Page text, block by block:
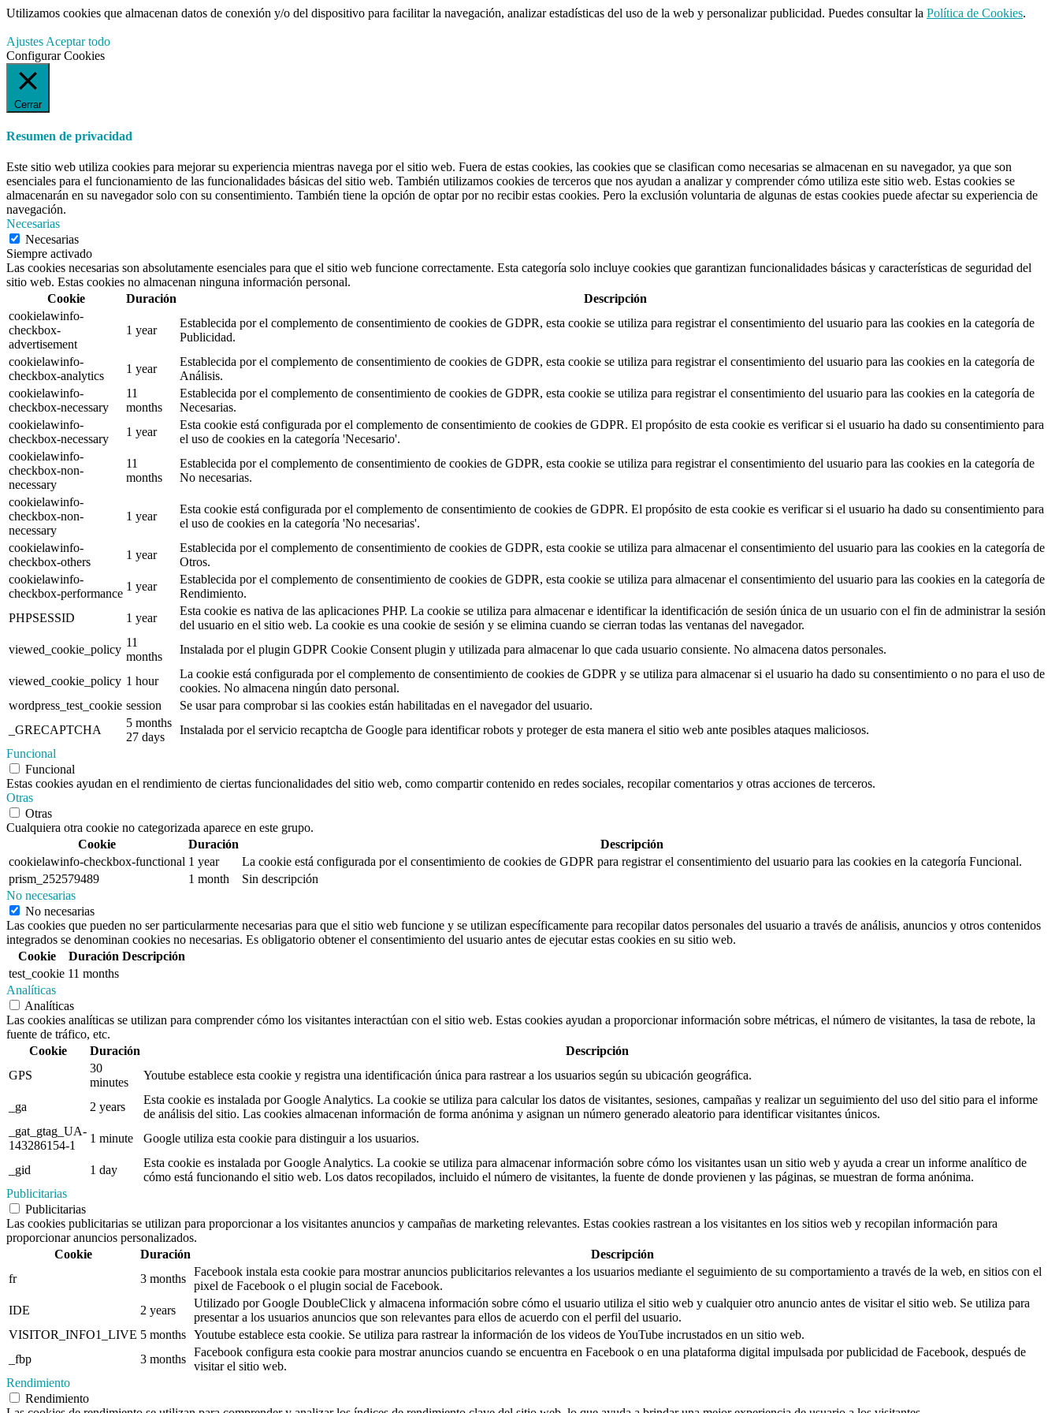
Utilizamos cookies que almacenan datos de conexión y/o del dispositivo para facilitar la navegación, analizar estadísticas del uso de la web y personalizar publicidad. Puedes consultar la Política de Cookies.
Ajustes Aceptar todo
Configurar Cookies
Cerrar
Resumen de privacidad
Este sitio web utiliza cookies para mejorar su experiencia mientras navega por el sitio web. Fuera de estas cookies, las cookies que se clasifican como necesarias se almacenan en su navegador, ya que son
esenciales para el funcionamiento de las funcionalidades básicas del sitio web. También utilizamos cookies de terceros que nos ayudan a analizar y comprender cómo utiliza este sitio web. Estas cookies se
almacenarán en su navegador solo con su consentimiento. También tiene la opción de optar por no recibir estas cookies. Pero la exclusión voluntaria de algunas de estas cookies puede afectar su experiencia de
navegación.
Necesarias
Necesarias
Siempre activado
Las cookies necesarias son absolutamente esenciales para que el sitio web funcione correctamente. Esta categoría solo incluye cookies que garantizan funcionalidades básicas y características de seguridad del
sitio web. Estas cookies no almacenan ninguna información personal.
Cookie
Duración
Descripción
cookielawinfo-
checkbox-
advertisement
1 year
Establecida por el complemento de consentimiento de cookies de GDPR, esta cookie se utiliza para registrar el consentimiento del usuario para las cookies en la categoría de
Publicidad.
cookielawinfo-
checkbox-analytics
1 year
Establecida por el complemento de consentimiento de cookies de GDPR, esta cookie se utiliza para registrar el consentimiento del usuario para las cookies en la categoría de
Análisis.
cookielawinfo-
checkbox-necessary
11
months
Establecida por el complemento de consentimiento de cookies de GDPR, esta cookie se utiliza para registrar el consentimiento del usuario para las cookies en la categoría de
Necesarias.
cookielawinfo-
checkbox-necessary
1 year
Esta cookie está configurada por el complemento de consentimiento de cookies de GDPR. El propósito de esta cookie es verificar si el usuario ha dado su consentimiento para
el uso de cookies en la categoría 'Necesario'.
cookielawinfo-
checkbox-non-
necessary
11
months
Establecida por el complemento de consentimiento de cookies de GDPR, esta cookie se utiliza para registrar el consentimiento del usuario para las cookies en la categoría de
No necesarias.
cookielawinfo-
checkbox-non-
necessary
1 year
Esta cookie está configurada por el complemento de consentimiento de cookies de GDPR. El propósito de esta cookie es verificar si el usuario ha dado su consentimiento para
el uso de cookies en la categoría 'No necesarias'.
cookielawinfo-
checkbox-others
1 year
Establecida por el complemento de consentimiento de cookies de GDPR, esta cookie se utiliza para almacenar el consentimiento del usuario para las cookies en la categoría de
Otros.
cookielawinfo-
checkbox-performance
1 year
Establecida por el complemento de consentimiento de cookies de GDPR, esta cookie se utiliza para almacenar el consentimiento del usuario para las cookies en la categoría de
Rendimiento.
PHPSESSID
1 year
Esta cookie es nativa de las aplicaciones PHP. La cookie se utiliza para almacenar e identificar la identificación de sesión única de un usuario con el fin de administrar la sesión
del usuario en el sitio web. La cookie es una cookie de sesión y se elimina cuando se cierran todas las ventanas del navegador.
viewed_cookie_policy
11
months
Instalada por el plugin GDPR Cookie Consent plugin y utilizada para almacenar lo que cada usuario consiente. No almacena datos personales.
viewed_cookie_policy 1 hour
La cookie está configurada por el complemento de consentimiento de cookies de GDPR y se utiliza para almacenar si el usuario ha dado su consentimiento o no para el uso de
cookies. No almacena ningún dato personal.
wordpress_test_cookie session
Se usar para comprobar si las cookies están habilitadas en el navegador del usuario.
_GRECAPTCHA
5 months
27 days
Instalada por el servicio recaptcha de Google para identificar robots y proteger de esta manera el sitio web ante posibles ataques maliciosos.
Funcional
Funcional
Estas cookies ayudan en el rendimiento de ciertas funcionalidades del sitio web, como compartir contenido en redes sociales, recopilar comentarios y otras acciones de terceros.
Otras
Otras
Cualquiera otra cookie no categorizada aparece en este grupo.
Cookie
Duración
Descripción
cookielawinfo-checkbox-functional 1 year
La cookie está configurada por el consentimiento de cookies de GDPR para registrar el consentimiento del usuario para las cookies en la categoría Funcional.
prism_252579489
1 month
Sin descripción
No necesarias
No necesarias
Las cookies que pueden no ser particularmente necesarias para que el sitio web funcione y se utilizan específicamente para recopilar datos personales del usuario a través de análisis, anuncios y otros contenidos
integrados se denominan cookies no necesarias. Es obligatorio obtener el consentimiento del usuario antes de ejecutar estas cookies en su sitio web.
Cookie
Duración Descripción
test_cookie 11 months
Analíticas
Analíticas
Las cookies analíticas se utilizan para comprender cómo los visitantes interactúan con el sitio web. Estas cookies ayudan a proporcionar información sobre métricas, el número de visitantes, la tasa de rebote, la
fuente de tráfico, etc.
Cookie
Duración
Descripción
GPS
30
minutes
Youtube establece esta cookie y registra una identificación única para rastrear a los usuarios según su ubicación geográfica.
_ga 2 years
Esta cookie es instalada por Google Analytics. La cookie se utiliza para calcular los datos de visitantes, sesiones, campañas y realizar un seguimiento del uso del sitio para el informe
de análisis del sitio. Las cookies almacenan información de forma anónima y asignan un número generado aleatorio para identificar visitantes únicos.
_gat_gtag_UA-
143286154-1
1 minute Google utiliza esta cookie para distinguir a los usuarios.
_gid 1 day
Esta cookie es instalada por Google Analytics. La cookie se utiliza para almacenar información sobre cómo los visitantes usan un sitio web y ayuda a crear un informe analítico de
cómo está funcionando el sitio web. Los datos recopilados, incluido el número de visitantes, la fuente de donde provienen y las páginas, se muestran de forma anónima.
Publicitarias
Publicitarias
Las cookies publicitarias se utilizan para proporcionar a los visitantes anuncios y campañas de marketing relevantes. Estas cookies rastrean a los visitantes en los sitios web y recopilan información para
proporcionar anuncios personalizados.
Cookie
Duración
Descripción
fr
3 months
Facebook instala esta cookie para mostrar anuncios publicitarios relevantes a los usuarios mediante el seguimiento de su comportamiento a través de la web, en sitios con el
pixel de Facebook o el plugin social de Facebook.
IDE
2 years
Utilizado por Google DoubleClick y almacena información sobre cómo el usuario utiliza el sitio web y cualquier otro anuncio antes de visitar el sitio web. Se utiliza para
presentar a los usuarios anuncios que son relevantes para ellos de acuerdo con el perfil del usuario.
VISITOR_INFO1_LIVE 5 months Youtube establece esta cookie. Se utiliza para rastrear la información de los videos de YouTube incrustados en un sitio web.
_fbp
3 months
Facebook configura esta cookie para mostrar anuncios cuando se encuentra en Facebook o en una plataforma digital impulsada por publicidad de Facebook, después de
visitar el sitio web.
Rendimiento
Rendimiento